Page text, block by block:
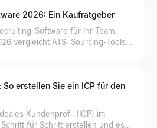
2026: Ein Kaufratgeber
Software für Ihr Team.
vergleicht ATS, Sourcing-Tools,
erstellen Sie ein ICP für den
Kundenprofil (ICP) im
für Schritt erstellen und es